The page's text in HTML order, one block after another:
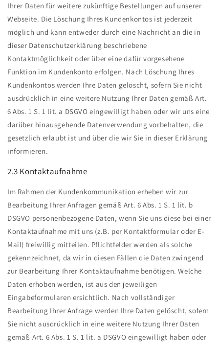
Ihrer Daten für weitere zukünftige Bestellungen auf unserer
Webseite. Die Löschung Ihres Kundenkontos ist jederzeit
möglich und kann entweder durch eine Nachricht an die in
dieser Datenschutzerklärung beschriebene
Kontaktmöglichkeit oder über eine dafür vorgesehene
Funktion im Kundenkonto erfolgen. Nach Löschung Ihres
Kundenkontos werden Ihre Daten gelöscht, sofern Sie nicht
ausdrücklich in eine weitere Nutzung Ihrer Daten gemäß Art.
6 Abs. 1 S. 1 lit. a DSGVO eingewilligt haben oder wir uns eine
darüber hinausgehende Datenverwendung vorbehalten, die
gesetzlich erlaubt ist und über die wir Sie in dieser Erklärung
informieren.
2.3 Kontaktaufnahme
Im Rahmen der Kundenkommunikation erheben wir zur
Bearbeitung Ihrer Anfragen gemäß Art. 6 Abs. 1 S. 1 lit. b
DSGVO personenbezogene Daten, wenn Sie uns diese bei einer
Kontaktaufnahme mit uns (z.B. per Kontaktformular oder E-
Mail) freiwillig mitteilen. Pflichtfelder werden als solche
gekennzeichnet, da wir in diesen Fällen die Daten zwingend
zur Bearbeitung Ihrer Kontaktaufnahme benötigen. Welche
Daten erhoben werden, ist aus den jeweiligen
Eingabeformularen ersichtlich. Nach vollständiger
Bearbeitung Ihrer Anfrage werden Ihre Daten gelöscht, sofern
Sie nicht ausdrücklich in eine weitere Nutzung Ihrer Daten
gemäß Art. 6 Abs. 1 S. 1 lit. a DSGVO eingewilligt haben oder